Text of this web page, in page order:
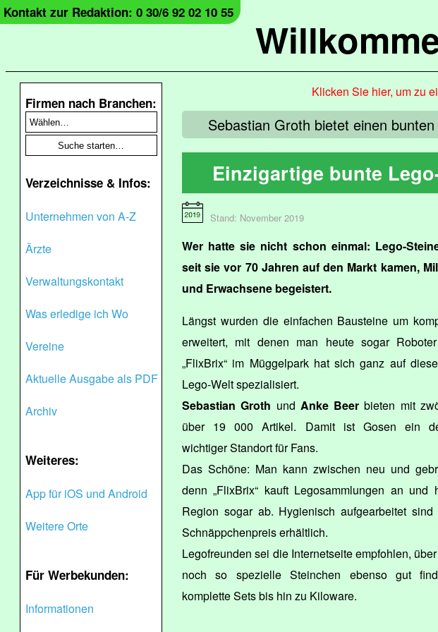
Kontakt zur Redaktion: 0 30/6 92 02 10 55
Firmen nach Branchen:
Verzeichnisse & Infos:
Unternehmen von A-Z
Ärzte
Verwaltungskontakt
Was erledige ich Wo
Vereine
Aktuelle Ausgabe als PDF
Archiv
Weiteres:
App für iOS und Android
Weitere Orte
Für Werbekunden:
Informationen
Klicken Sie hier, um zu
Sebastian Groth bietet einen
Einzigartige bunte
Stand: November 2019
Wer hatte sie nicht schon einmal: Lego-
seit sie vor 70 Jahren auf den Markt kamen,
und Erwachsene begeistert.
Längst wurden die einfachen Bausteine um
erweitert, mit denen man heute sogar
„FlixBrix“ im Müggelpark hat sich ganz auf
Lego-Welt spezialisiert.
Sebastian Groth und Anke Beer bieten mit
über 19 000 Artikel. Damit ist Gosen ein
wichtiger Standort für Fans.
Das Schöne: Man kann zwischen neu und
denn „FlixBrix“ kauft Legosammlungen an
Region sogar ab. Hygienisch aufgearbeitet
Schnäppchenpreis erhältlich.
Legofreunden sei die Internetseite empfohlen,
noch so spezielle Steinchen ebenso gut
komplette Sets bis hin zu Kiloware.